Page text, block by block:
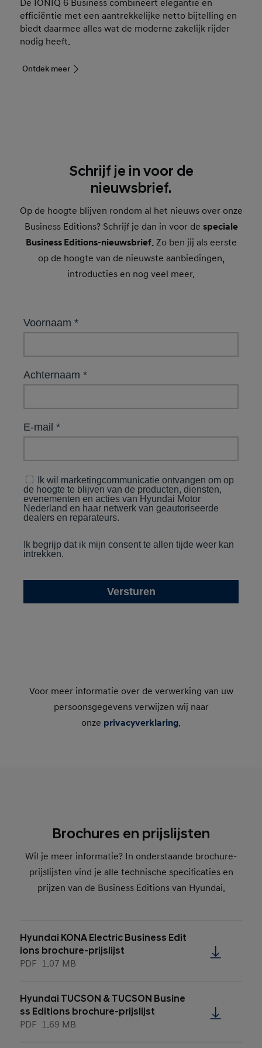
De IONIQ 6 Business combineert elegantie en
efficiëntie met een aantrekkelijke netto bijtelling en
biedt daarmee alles wat de moderne zakelijk rijder
nodig heeft.
Ontdek meer
Schrijf je in voor de
nieuwsbrief.
Op de hoogte blijven rondom al het nieuws over onze
Business Editions? Schrijf je dan in voor de speciale
Business Editions-nieuwsbrief.Zo ben jij als eerste
op de hoogte van de nieuwste aanbiedingen,
introducties en nog veel meer.
Voor meer informatie over de verwerking van uw
persoonsgegevens verwijzen wij naar
onze privacyverklaring.
Brochures en prijslijsten
Wil je meer informatie? In onderstaande brochure-
prijslijsten vind je alle technische specificaties en
prijzen van de Business Editions van Hyundai.
Hyundai KONA Electric Business Edit
ions brochure-prijslijst
PDF 1.07 MB
Hyundai TUCSON & TUCSON Busine
ss Editions brochure-prijslijst
PDF 1.69 MB